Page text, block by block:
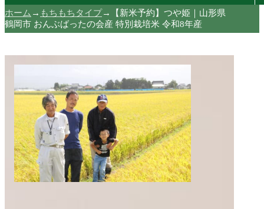
ホーム → もちもちタイプ→
【新米予約】つや姫｜山形県
鶴岡市 おんぶばったの会産 特別栽培米 令和8年産